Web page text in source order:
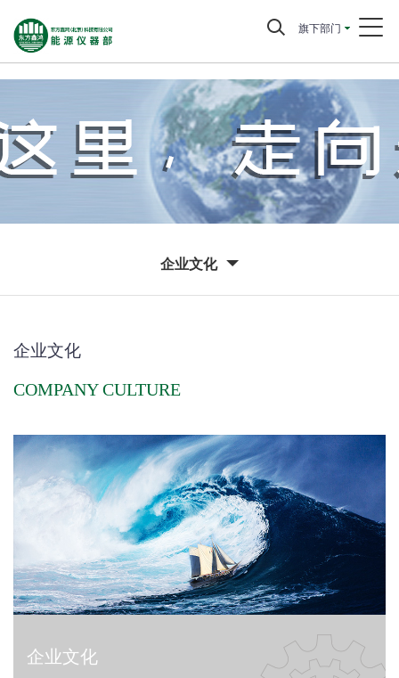
旗下部门
企业文化
企业文化
COMPANY CULTURE
企业文化